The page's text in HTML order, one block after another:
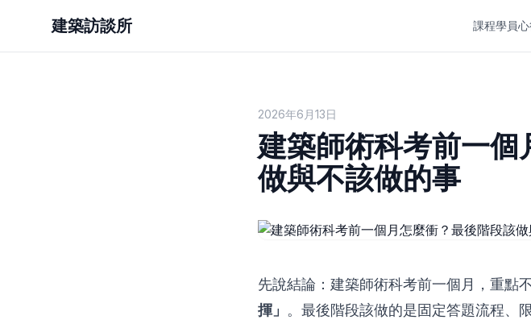
建築訪談所 課程學員
2026年6月13日
建築師術科考前一
做與不該做的事
先說結論：建築師術科考前一個月，重點
揮」 。最後階段該做的是固定答題流程、